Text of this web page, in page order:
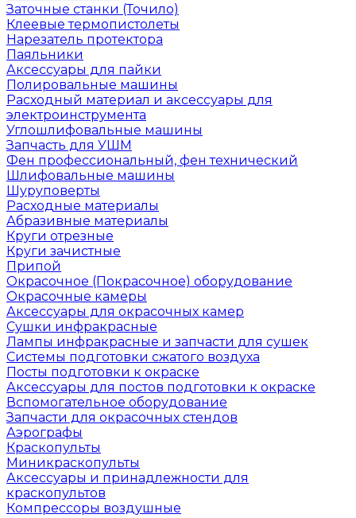
Заточные станки (Точило)
Клеевые термопистолеты
Нарезатель протектора
Паяльники
Аксессуары для пайки
Полировальные машины
Расходный материал и аксессуары для
электроинструмента
Углошлифовальные машины
Запчасть для УШМ
Фен профессиональный, фен технический
Шлифовальные машины
Шуруповерты
Расходные материалы
Абразивные материалы
Круги отрезные
Круги зачистные
Припой
Окрасочное (Покрасочное) оборудование
Окрасочные камеры
Аксессуары для окрасочных камер
Сушки инфракрасные
Лампы инфракрасные и запчасти для сушек
Системы подготовки сжатого воздуха
Посты подготовки к окраске
Аксессуары для постов подготовки к окраске
Вспомогательное оборудование
Запчасти для окрасочных стендов
Аэрографы
Краскопульты
Миникраскопульты
Аксессуары и принадлежности для
краскопультов
Компрессоры воздушные